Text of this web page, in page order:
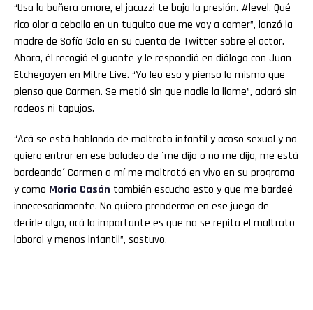
“Usa la bañera amore, el jacuzzi te baja la presión. #level. Qué
rico olor a cebolla en un tuquito que me voy a comer”, lanzó la
madre de Sofía Gala en su cuenta de Twitter sobre el actor.
Ahora, él recogió el guante y le respondió en diálogo con Juan
Etchegoyen en Mitre Live. “Yo leo eso y pienso lo mismo que
pienso que Carmen. Se metió sin que nadie la llame”, aclaró sin
rodeos ni tapujos.
“Acá se está hablando de maltrato infantil y acoso sexual y no
quiero entrar en ese boludeo de ´me dijo o no me dijo, me está
bardeando´ Carmen a mí me maltrató en vivo en su programa
y como Moria Casán también escucho esto y que me bardeé
innecesariamente. No quiero prenderme en ese juego de
decirle algo, acá lo importante es que no se repita el maltrato
laboral y menos infantil”, sostuvo.